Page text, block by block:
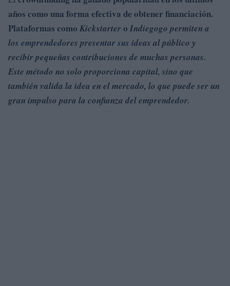
años como una forma efectiva de obtener financiación.
Plataformas como Kickstartero Indiegogo permiten a
los emprendedores presentar sus ideas al público y
recibir pequeñas contribuciones de muchas personas.
Este método no solo proporciona capital, sino que
también valida la idea en el mercado, lo que puede ser un
gran impulso para la confianza del emprendedor.